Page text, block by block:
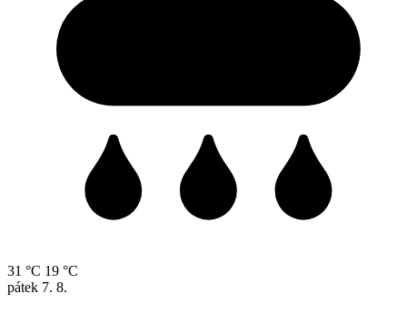
31 °C 19 °C
pátek 7. 8.